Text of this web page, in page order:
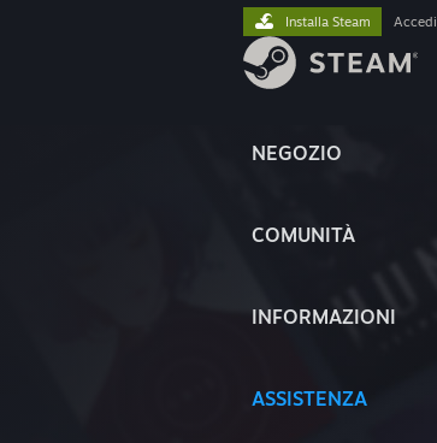
NEGOZIO
COMUNITÀ
INFORMAZIONI
ASSISTENZA
Installa Steam Accedi